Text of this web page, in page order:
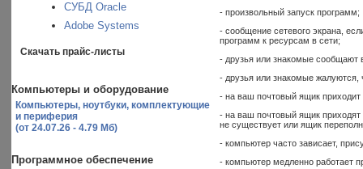
СУБД Oracle
Adobe Systems
Скачать прайс-листы
Компьютеры и оборудование
Компьютеры, ноутбуки, комплектующие
и периферия
(от 24.07.26 - 4.79 Мб)
Программное обеспечение
- произвольный запуск программ;
- сообщение сетевого экрана,
программ к ресурсам в сети;
- друзья или знакомые сообщают
- друзья или знакомые
- на ваш почтовый ящик приходит
- на ваш почтовый ящик приходят
не существует или ящик
- компьютер часто зависает,
- компьютер медленно работает